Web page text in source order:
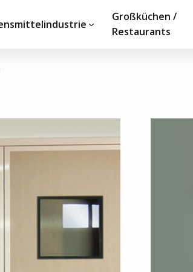
Großküchen /
Restaurants
Entwicklunspartner
Unser
gerne